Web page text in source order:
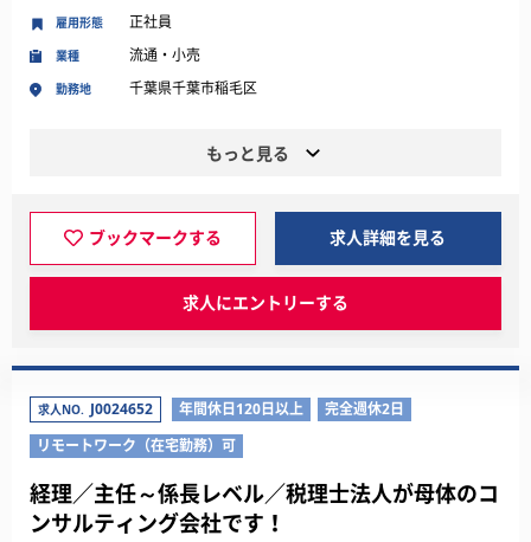
業種 流通・小売
勤務地 千葉県千葉市稲毛区
雇用形態 正社員
もっと見る
ブックマークする 求人詳細を見る
求人にエントリーする
求人NO. J0024652 年間休日120日以上
完全週休2日
リモートワーク（在宅勤務）可
経理／主任～係長レベル／税理士法人が母体のコ
ンサルティング会社です！